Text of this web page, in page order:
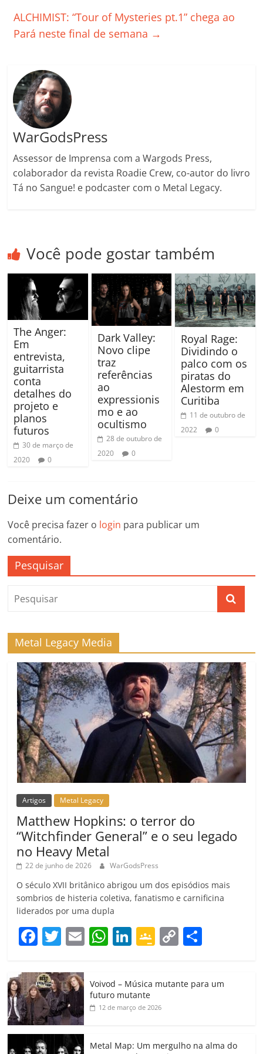
o
k
p a
ss
k h
ALCHIMIST: “Tour of Mysteries pt.1” chega ao
Pará neste final de semana →
WarGodsPress
Assessor de Imprensa com a Wargods Press,
colaborador da revista Roadie Crew, co-autor do livro
Tá no Sangue! e podcaster com o Metal Legacy.
Você pode gostar também
The Anger:
Em
entrevista,
guitarrista
conta
detalhes do
projeto e
planos
futuros
30 de março de
2020
0
Dark Valley:
Novo clipe
traz
referências
ao
expressionis
mo e ao
ocultismo
28 de outubro de
2020
0
Royal Rage:
Dividindo o
palco com os
piratas do
Alestorm em
Curitiba
11 de outubro de
2022
0
Deixe um comentário
Você precisa fazer o login para publicar um
comentário.
Pesquisar
Metal Legacy Media
Artigos Metal Legacy
Matthew Hopkins: o terror do
“Witchfinder General” e o seu legado
no Heavy Metal
22 de junho de 2026 WarGodsPress
O século XVII britânico abrigou um dos episódios mais
sombrios de histeria coletiva, fanatismo e carnificina
liderados por uma dupla
F
c
e
b
o
o
T
itt
er
E
ai
W
at
s
A
p
Li
k
e
dI
G
gl
e
a
C
y
k
p
h
Voivod – Música mutante para um
futuro mutante
12 de março de 2026
Metal Map: Um mergulho na alma do